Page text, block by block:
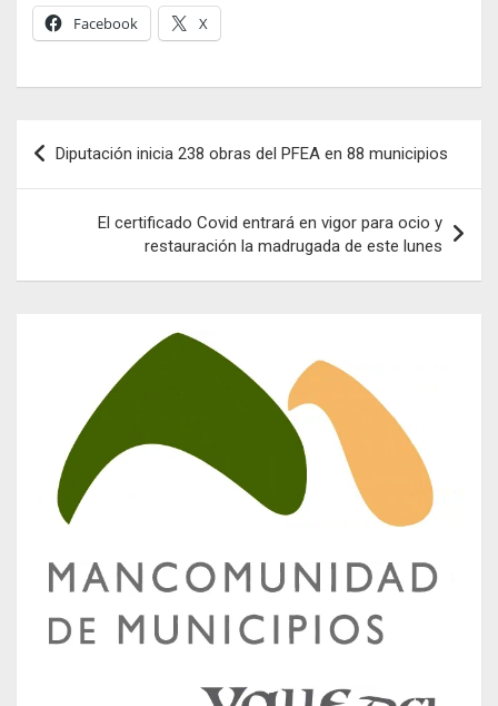
Facebook X
Navegación
de
entradas
Diputación inicia 238 obras del PFEA en 88 municipios
El certificado Covid entrará en vigor para ocio y
restauración la madrugada de este lunes